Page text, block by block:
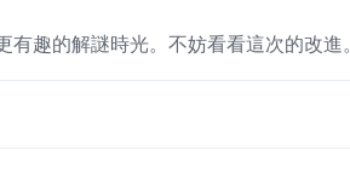
趣的解謎時光。不妨看看這次的改進。